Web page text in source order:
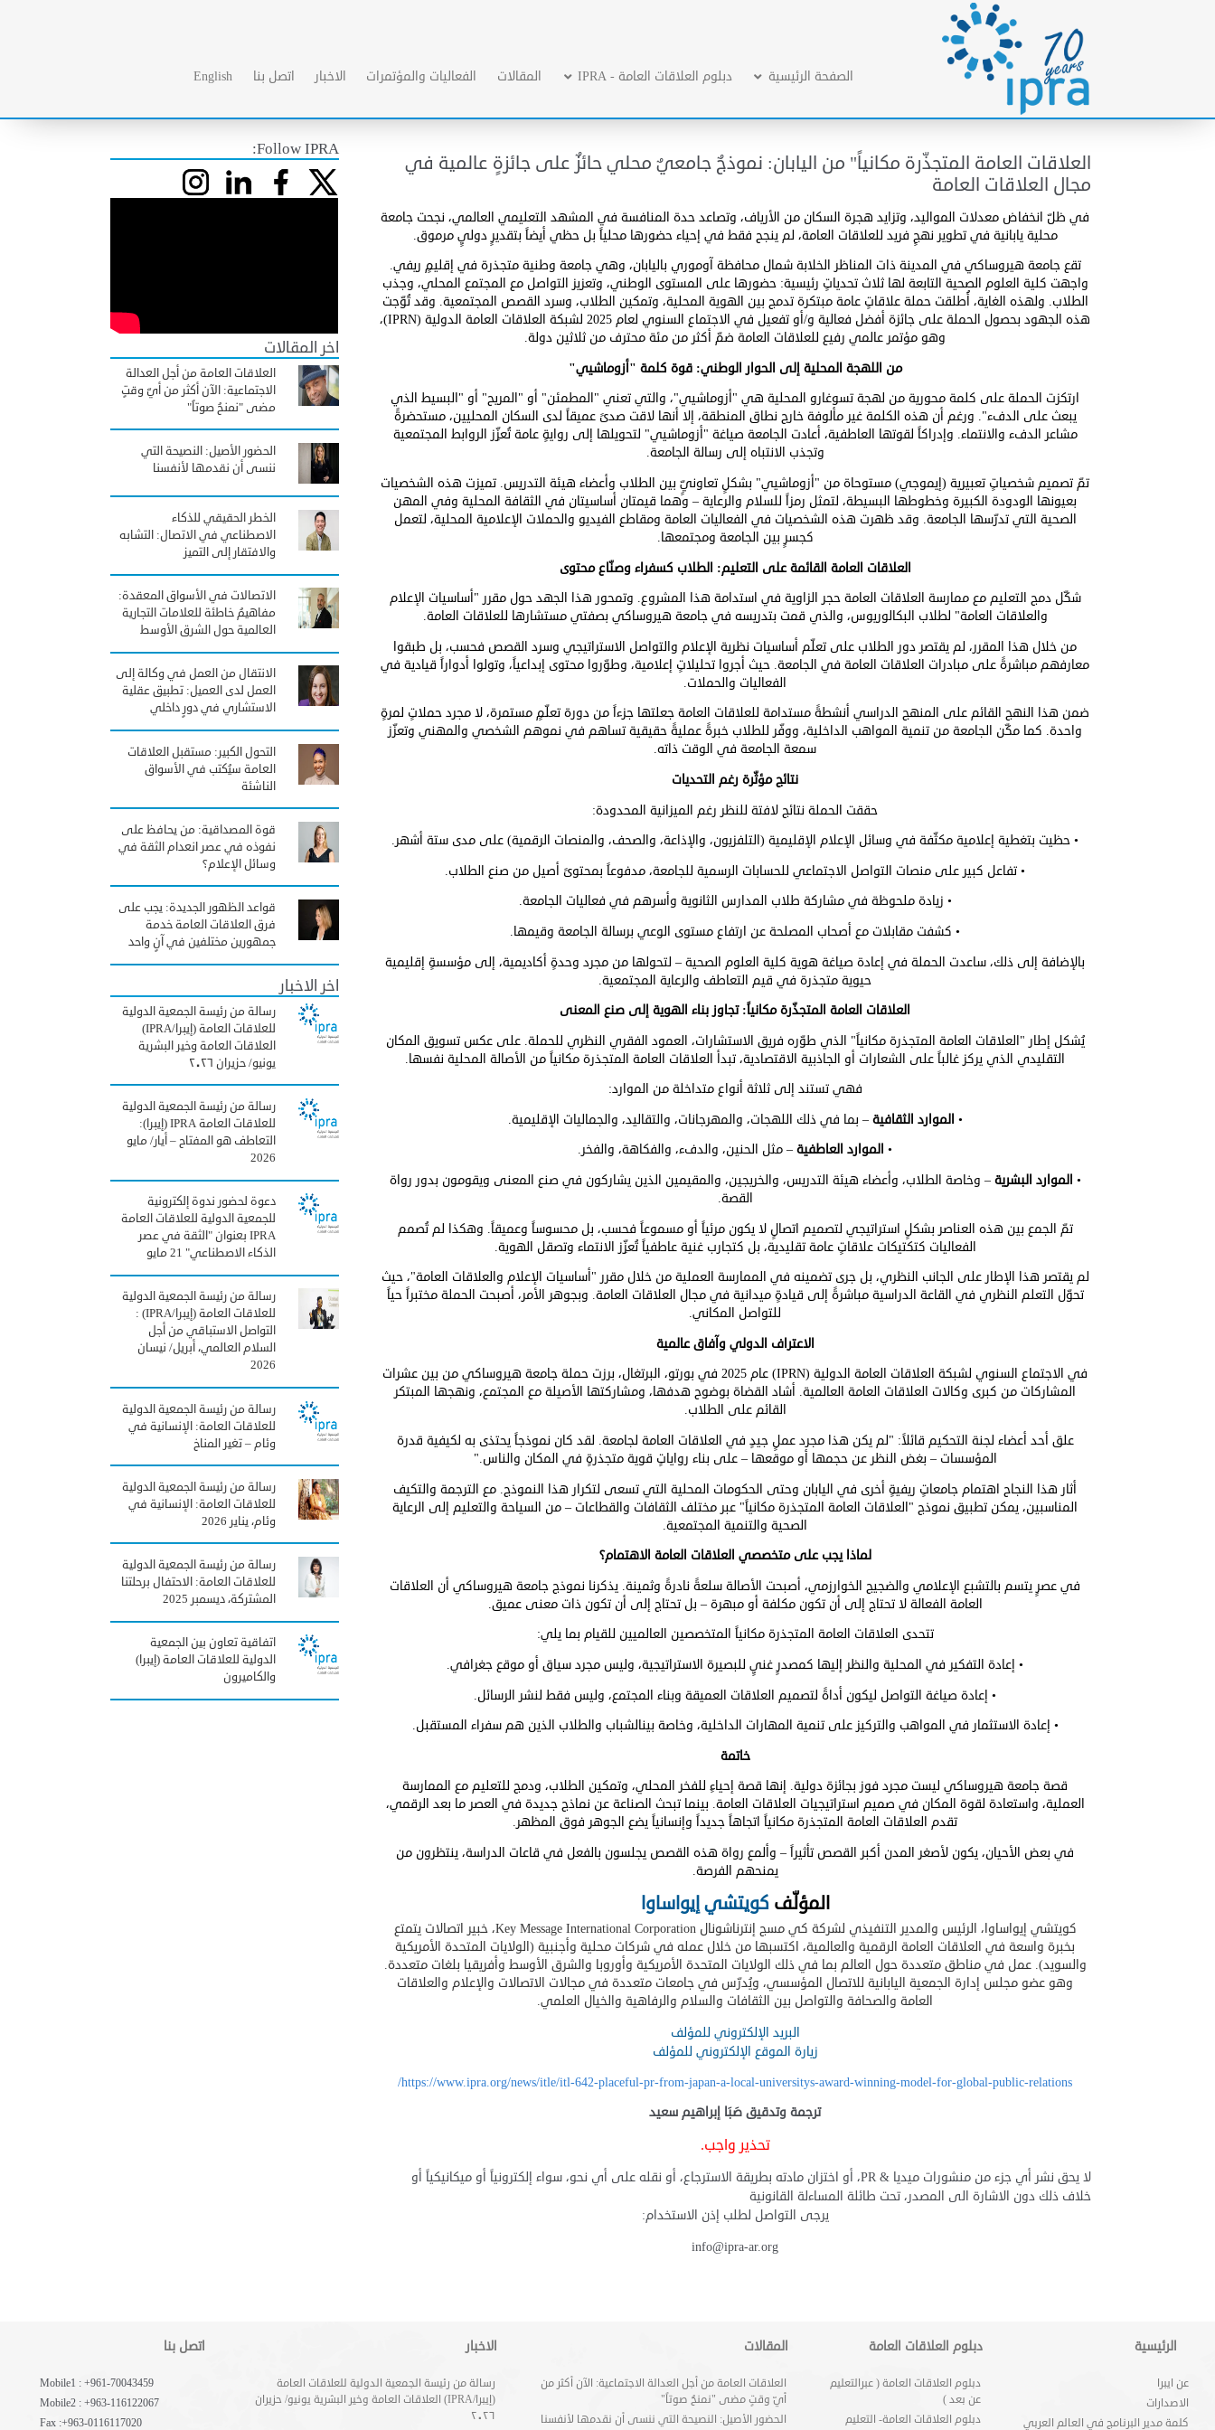
الصفحة الرئيسية دبلوم العلاقات العامة - IPRA المقالات الفعاليات والمؤتمرات الاخبار اتصل بنا English
العلاقات العامة المتجذّرة مكانياً" من اليابان: نموذجٌ جامعيٌ محلي حائزٌ على جائزةٍ عالمية في
مجال العلاقات العامة
في ظلّ انخفاض معدلات المواليد، وتزايد هجرة السكان من الأرياف، وتصاعد حدة المنافسة في المشهد التعليمي العالمي، نجحت جامعة
محلية يابانية في تطوير نهجٍ فريد للعلاقات العامة، لم ينجح فقط في إحياء حضورها محلياً بل حظي أيضاً بتقديرٍ دوليٍ مرموق.
تقع جامعة هيروساكي في المدينة ذات المناظر الخلابة شمال محافظة آوموري باليابان، وهي جامعة وطنية متجذرة في إقليمٍ ريفي.
واجهت كلية العلوم الصحية التابعة لها ثلاث تحدياتٍ رئيسية: حضورها على المستوى الوطني، وتعزيز التواصل مع المجتمع المحلي، وجذب
الطلاب. ولهذه الغاية، أُطلقت حملة علاقاتٍ عامة مبتكرة تدمج بين الهوية المحلية، وتمكين الطلاب، وسرد القصص المجتمعية. وقد تُوّجت
هذه الجهود بحصول الحملة على جائزة أفضل فعالية و/أو تفعيل في الاجتماع السنوي لعام 2025 لشبكة العلاقات العامة الدولية (
IPRN)،
وهو مؤتمر عالمي رفيع للعلاقات العامة ضمّ أكثر من مئة محترف من ثلاثين دولة.
من اللهجة المحلية إلى الحوار الوطني: قوة كلمة "أزوماشيي"
ارتكزت الحملة على كلمة محورية من لهجة تسوغارو المحلية هي "أزوماشيي"، والتي تعني "المطمئن" أو "المريح" أو "البسيط الذي
يبعث على الدفء". ورغم أن هذه الكلمة غير مألوفة خارج نطاق المنطقة، إلا أنها لاقت صدىً عميقاً لدى السكان المحليين، مستحضرةً
مشاعر الدفء والانتماء. وإدراكاً لقوتها العاطفية، أعادت الجامعة صياغة "أزوماشيي" لتحويلها إلى روايةٍ عامة تُعزِّز الروابط المجتمعية
وتجذب الانتباه إلى رسالة الجامعة.
تمّ تصميم شخصياتٍ تعبيرية (إيموجي) مستوحاة من "أزوماشيي" بشكلٍ تعاونيٍّ بين الطلاب وأعضاء هيئة التدريس. تميزت هذه الشخصيات
بعيونها الودودة الكبيرة وخطوطها البسيطة، لتمثل رمزاً للسلام والرعاية – وهما قيمتان أساسيتان في الثقافة المحلية وفي المهن
الصحية التي تدرّسها الجامعة. وقد ظهرت هذه الشخصيات في الفعاليات العامة ومقاطع الفيديو والحملات الإعلامية المحلية، لتعمل
كجسرٍ بين الجامعة ومجتمعها.
العلاقات العامة القائمة على التعليم: الطلاب كسفراء وصنّاع محتوى
شكّل دمج التعليم مع ممارسة العلاقات العامة حجر الزاوية في استدامة هذا المشروع. وتمحور هذا الجهد حول مقرر "أساسيات الإعلام
والعلاقات العامة" لطلاب البكالوريوس، والذي قمت بتدريسه في جامعة هيروساكي بصفتي مستشارها للعلاقات العامة.
من خلال هذا المقرر، لم يقتصر دور الطلاب على تعلّم أساسيات نظرية الإعلام والتواصل الاستراتيجي وسرد القصص فحسب، بل طبقوا
معارفهم مباشرةً على مبادرات العلاقات العامة في الجامعة. حيث أجروا تحليلاتٍ إعلامية، وطوّروا محتوى إبداعياً، وتولوا أدواراً قيادية في
الفعاليات والحملات.
ضمن هذا النهج القائم على المنهج الدراسي أنشطةً مستدامة للعلاقات العامة جعلتها جزءاً من دورة تعلّمٍ مستمرة، لا مجرد حملاتٍ لمرةٍ
واحدة. كما مكّن الجامعة من تنمية المواهب الداخلية، ووفّر للطلاب خبرةً عمليةً حقيقية تساهم في نموهم الشخصي والمهني وتعزّز
سمعة الجامعة في الوقت ذاته.
نتائج مؤثّرة رغم التحديات
حققت الحملة نتائج لافتة للنظر رغم الميزانية المحدودة:
• حظيت بتغطية إعلامية مكثّفة في وسائل الإعلام الإقليمية (التلفزيون، والإذاعة، والصحف، والمنصات الرقمية) على مدى ستة أشهر.
• تفاعل كبير على منصات التواصل الاجتماعي للحسابات الرسمية للجامعة، مدفوعاً بمحتوىً أصيل من صنع الطلاب.
• زيادة ملحوظة في مشاركة طلاب المدارس الثانوية وأسرهم في فعاليات الجامعة.
• كشفت مقابلات مع أصحاب المصلحة عن ارتفاع مستوى الوعي برسالة الجامعة وقيمها.
بالإضافة إلى ذلك، ساعدت الحملة في إعادة صياغة هوية كلية العلوم الصحية – لتحولها من مجرد وحدةٍ أكاديمية، إلى مؤسسةٍ إقليمية
حيوية متجذرة في قيم التعاطف والرعاية المجتمعية.
العلاقات العامة المتجذّرة مكانياً: تجاوز بناء الهوية إلى صنع المعنى
يُشكل إطار "العلاقات العامة المتجذرة مكانياً" الذي طوّره فريق الاستشارات، العمود الفقري النظري للحملة. على عكس تسويق المكان
التقليدي الذي يركز غالباً على الشعارات أو الجاذبية الاقتصادية، تبدأ العلاقات العامة المتجذرة مكانياً من الأصالة المحلية نفسها.
فهي تستند إلى ثلاثة أنواع متداخلة من الموارد:
• الموارد الثقافية – بما في ذلك اللهجات، والمهرجانات، والتقاليد، والجماليات الإقليمية.
• الموارد العاطفية– مثل الحنين، والدفء، والفكاهة، والفخر.
• الموارد البشرية – وخاصة الطلاب، وأعضاء هيئة التدريس، والخريجين، والمقيمين الذين يشاركون في صنع المعنى ويقومون بدور رواة
القصة.
تمّ الجمع بين هذه العناصر بشكلٍ استراتيجي لتصميم اتصالٍ لا يكون مرئياً أو مسموعاً فحسب، بل محسوساً وعميقاً. وهكذا لم تُصمم
الفعاليات كتكتيكات علاقاتٍ عامة تقليدية، بل كتجارب غنية عاطفياً تُعزِّز الانتماء وتصقل الهوية.
لم يقتصر هذا الإطار على الجانب النظري، بل جرى تضمينه في الممارسة العملية من خلال مقرر "أساسيات الإعلام والعلاقات العامة"، حيث
تحوّل التعلم النظري في القاعة الدراسية مباشرةً إلى قيادةٍ ميدانية في مجال العلاقات العامة. وبجوهر الأمر، أصبحت الحملة مختبراً حياً
للتواصل المكاني.
الاعتراف الدولي وآفاق عالمية
في الاجتماع السنوي لشبكة العلاقات العامة الدولية (IPRN
) عام 2025 في بورتو، البرتغال، برزت حملة جامعة هيروساكي من بين عشرات
المشاركات من كبرى وكالات العلاقات العامة العالمية. أشاد القضاة بوضوح هدفها، ومشاركتها الأصيلة مع المجتمع، ونهجها المبتكر
القائم على الطلاب.
علق أحد أعضاء لجنة التحكيم قائلاً: "لم يكن هذا مجرد عملٍ جيدٍ في العلاقات العامة لجامعة. لقد كان نموذجاً يحتذى به لكيفية قدرة
المؤسسات – بغض النظر عن حجمها أو موقعها – على بناء رواياتٍ قوية متجذرةٍ في المكان والناس."
أثار هذا النجاح اهتمام جامعاتٍ ريفيةٍ أخرى في اليابان وحتى الحكومات المحلية التي تسعى لتكرار هذا النموذج. مع الترجمة والتكيف
المناسبين، يمكن تطبيق نموذج "العلاقات العامة المتجذرة مكانياً" عبر مختلف الثقافات والقطاعات – من السياحة والتعليم إلى الرعاية
الصحية والتنمية المجتمعية.
لماذا يجب على متخصصي العلاقات العامة الاهتمام؟
في عصرٍ يتسم بالتشبع الإعلامي والضجيج الخوارزمي، أصبحت الأصالة سلعةً نادرةً وثمينة. يذكرنا نموذج جامعة هيروساكي أن العلاقات
العامة الفعالة لا تحتاج إلى أن تكون مكلفة أو مبهرة – بل تحتاج إلى أن تكون ذات معنى عميق.
تتحدى العلاقات العامة المتجذرة مكانياً المتخصصين العالميين للقيام بما يلي:
• إعادة التفكير في المحلية والنظر إليها كمصدرٍ غنيٍ للبصيرة الاستراتيجية، وليس مجرد سياق أو موقع جغرافي.
• إعادة صياغة التواصل ليكون أداةً لتصميم العلاقات العميقة وبناء المجتمع، وليس فقط لنشر الرسائل.
• إعادة الاستثمار في المواهب والتركيز على تنمية المهارات الداخلية، وخاصة بينالشباب والطلاب الذين هم سفراء المستقبل.
خاتمة
قصة جامعة هيروساكي ليست مجرد فوز بجائزة دولية. إنها قصة إحياءٍ للفخر المحلي، وتمكين الطلاب، ودمج للتعليم مع الممارسة
العملية، واستعادة لقوة المكان في صميم استراتيجيات العلاقات العامة. بينما تبحث الصناعة عن نماذج جديدة في العصر ما بعد الرقمي،
تقدم العلاقات العامة المتجذرة مكانياً اتجاهاً جديداً وإنسانياً يضع الجوهر فوق المظهر.
في بعض الأحيان، يكون لأصغر المدن أكبر القصص تأثيراً – وألمع رواة هذه القصص يجلسون بالفعل في قاعات الدراسة، ينتظرون من
يمنحهم الفرصة.
المؤلّف كويتشي إيواساوا
كويتشي إيواساوا، الرئيس والمدير التنفيذي لشركة كي مسج إنترناشونالKey Message International Corporation، خبير اتصالات يتمتع
بخبرة واسعة في العلاقات العامة الرقمية والعالمية، اكتسبها من خلال عمله في شركات محلية وأجنبية (الولايات المتحدة الأمريكية
والسويد). عمل في مناطق متعددة حول العالم بما في ذلك الولايات المتحدة الأمريكية وأوروبا والشرق الأوسط وأفريقيا بلغات متعددة.
وهو عضو مجلس إدارة الجمعية اليابانية للاتصال المؤسسي، ويُدرّس في جامعات متعددة في مجالات الاتصالات والإعلام والعلاقات
العامة والصحافة والتواصل بين الثقافات والسلام والرفاهية والخيال العلمي.
البريد الإلكتروني للمؤلف
زيارة الموقع الإلكتروني للمؤلف
https://www.ipra.org/news/itle/itl-642-placeful-pr-from-japan-a-local-universitys-award-winning-model-for-global-public-relations/
ترجمة وتدقيق صَبَا إبراهيم سعيد
تحذير واجب.
لا يحق نشر أي جزء من منشورات ميديا & PR، أو اختزان مادته بطريقة الاسترجاع، أو نقله على أي نحو، سواء إلكترونياً أو ميكانيكياً أو
خلاف ذلك دون الاشارة الى المصدر، تحت طائلة المساءلة القانونية
يرجى التواصل لطلب إذن الاستخدام:
info@ipra-ar.org
Follow IPRA:
اخر المقالات
العلاقات العامة من أجل العدالة
الاجتماعية: الآن أكثر من أيّ وقتٍ
مضى "نمنحُ صوتاً"
الحضور الأصيل: النصيحة التي
ننسى أن نقدمها لأنفسنا
الخطر الحقيقي للذكاء
الاصطناعي في الاتصال: التشابه
والافتقار إلى التميز
الاتصالات في الأسواق المعقدة:
مفاهيمُ خاطئة للعلامات التجارية
العالمية حول الشرق الأوسط
الانتقال من العمل في وكالة إلى
العمل لدى العميل: تطبيق عقلية
الاستشاري في دورٍ داخلي
التحول الكبير: مستقبل العلاقات
العامة سيُكتب في الأسواق
الناشئة
قوة المصداقية: من يحافظ على
نفوذه في عصر انعدام الثقة في
وسائل الإعلام؟
قواعد الظهور الجديدة: يجب على
فرق العلاقات العامة خدمة
جمهورين مختلفين في آنٍ واحد
اخر الاخبار
رسالة من رئيسة الجمعية الدولية
للعلاقات العامة (إيبرا/IPRA)
العلاقات العامة وخير البشرية
يونيو/ حزيران ٢٠٢٦
رسالة من رئيسة الجمعية الدولية
للعلاقات العامة IPRA (إيبرا):
التعاطف هو المفتاح – أيار/ مايو
2026
دعوة لحضور ندوة إلكترونية
للجمعية الدولية للعلاقات العامة
IPRA بعنوان "الثقة في عصر
الذكاء الاصطناعي" 21 مايو
رسالة من رئيسة الجمعية الدولية
للعلاقات العامة (إيبرا/IPRA) :
التواصل الاستباقي من أجل
السلام العالمي، أبريل/ نيسان
2026
رسالة من رئيسة الجمعية الدولية
للعلاقات العامة: الإنسانية في
وئام – تغير المناخ
رسالة من رئيسة الجمعية الدولية
للعلاقات العامة: الإنسانية في
وئام، يناير 2026
رسالة من رئيسة الجمعية الدولية
للعلاقات العامة: الاحتفال برحلتنا
المشتركة، ديسمبر 2025
اتفاقية تعاون بين الجمعية
الدولية للعلاقات العامة (إيبرا)
والكاميرون
الرئيسية
عن ايبرا
الاصدارات
كلمة مدير البرنامج في العالم العربي
دبلوم العلاقات العامة
دبلوم العلاقات العامة ( عبرالتعليم
عن بعد )
دبلوم العلاقات العامة- التعليم
المقالات
العلاقات العامة من أجل العدالة الاجتماعية: الآن أكثر من
أيّ وقتٍ مضى "نمنحُ صوتاً"
الحضور الأصيل: النصيحة التي ننسى أن نقدمها لأنفسنا
الاخبار
رسالة من رئيسة الجمعية الدولية للعلاقات العامة
(إيبرا/IPRA) العلاقات العامة وخير البشرية يونيو/ حزيران
٢٠٢٦
اتصل بنا
Mobile1 : +961-70043459
Mobile2 : +963-116122067
Fax :+963-0116117020